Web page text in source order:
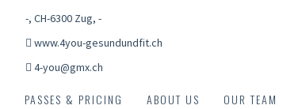
-, CH-6300 Zug, -
www.4you-gesundundfit.ch
4-you@gmx.ch
PASSES & PRICING ABOUT US OUR TEAM